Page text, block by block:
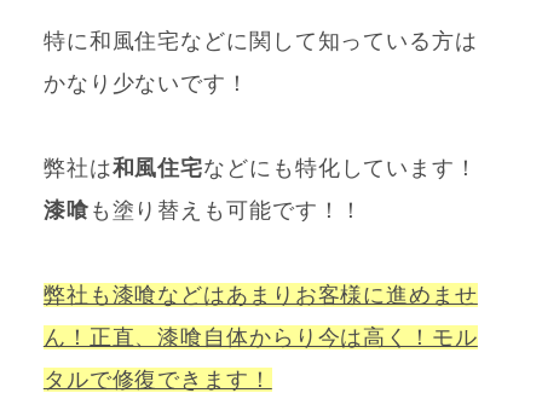
特に和風住宅などに関して知っている方は
かなり少ないです！
弊社は和風住宅などにも特化しています！
漆喰 も塗り替えも可能です！！
弊社も漆喰などはあまりお客様に進めませ
ん！正直、漆喰自体からり今は高く！モル
タルで修復できます！